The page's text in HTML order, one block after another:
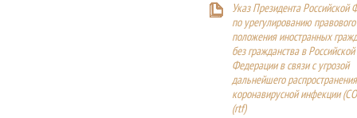
Указ Президента Российской
по урегулированию правового
положения иностранных
без гражданства в Российской
Федерации в связи с угрозой
дальнейшего
коронавирусной инфекции
(rtf)